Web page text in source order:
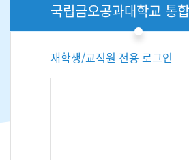
국립금오공과대학교통
재학생/교직원 전용 로그인